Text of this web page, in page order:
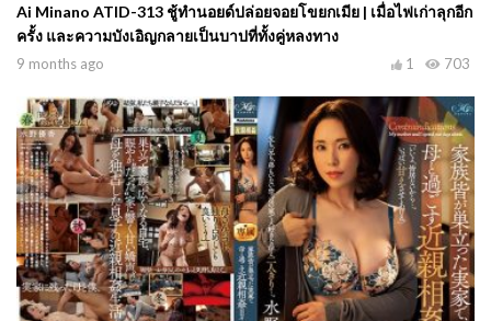
Ai Minano ATID-313 ชู้ทำนอยด์ปล่อยจอยโขยกเมีย | เมื่อไฟเก่าลุกอีก
ครั้ง และความบังเอิญกลายเป็นบาปที่ทั้งคู่หลงทาง
9 months ago 703
1